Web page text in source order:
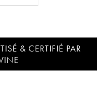
& CERTIFIÉ PAR